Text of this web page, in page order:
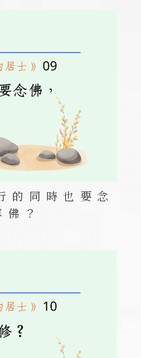
同時也要念
？